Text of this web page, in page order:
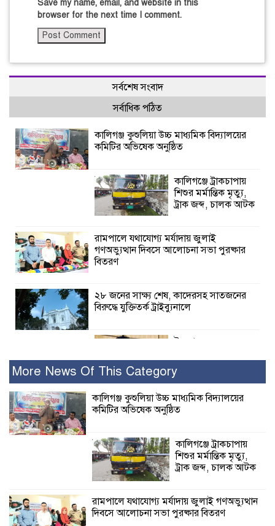
Save my name, email, and website in this
browser for the next time I comment.
সর্বশেষ সংবাদ
সর্বাধিক পঠিত
কালিগঞ্জ কুশুলিয়া উচ্চ মাধ্যমিক বিদ্যালয়ের
কমিটির অভিষেক অনুষ্ঠিত
কালিগঞ্জে ট্রাকচাপায়
শিশুর মর্মান্তিক মৃত্যু,
ট্রাক জব্দ, চালক আটক
রামপালে যথাযোগ্য মর্যাদায় জুলাই
গণঅভ্যুত্থান দিবসে আলোচনা সভা পুরষ্কার
বিতরণ
২৮ জনের সাক্ষ্য শেষ, কাদেরসহ সাতজনের
বিরুদ্ধে যুক্তিতর্ক ট্রাইব্যুনালে
ইসলামের সবচেয়ে
নুর
পাঁচ মাসে সরকারের দোষ দিচ্ছেন, আপনারা
কালিগঞ্জে নিখোঁজ জেলের মরদেহ অবশেষে
মিলল ইছামতী নদীতে
শ্রীউলা ইউনিয়ন
More News Of This Category
কালিগঞ্জ কুশুলিয়া উচ্চ মাধ্যমিক বিদ্যালয়ের
কমিটির অভিষেক অনুষ্ঠিত
কালিগঞ্জে ট্রাকচাপায়
শিশুর মর্মান্তিক মৃত্যু,
ট্রাক জব্দ, চালক আটক
রামপালে যথাযোগ্য মর্যাদায় জুলাই গণঅভ্যুত্থান
দিবসে আলোচনা সভা পুরষ্কার বিতরণ